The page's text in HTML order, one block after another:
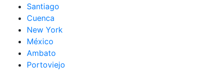
Santiago
Cuenca
New York
México
Ambato
Portoviejo